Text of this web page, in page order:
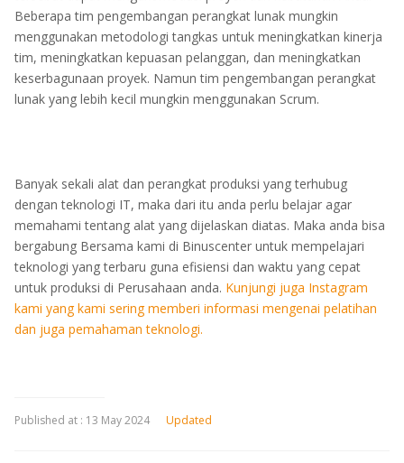
Beberapa tim pengembangan perangkat lunak mungkin
menggunakan metodologi tangkas untuk meningkatkan kinerja
tim, meningkatkan kepuasan pelanggan, dan meningkatkan
keserbagunaan proyek. Namun tim pengembangan perangkat
lunak yang lebih kecil mungkin menggunakan Scrum.
Banyak sekali alat dan perangkat produksi yang terhubug
dengan teknologi IT, maka dari itu anda perlu belajar agar
memahami tentang alat yang dijelaskan diatas. Maka anda bisa
bergabung Bersama kami di Binuscenter untuk mempelajari
teknologi yang terbaru guna efisiensi dan waktu yang cepat
untuk produksi di Perusahaan anda. Kunjungi juga Instagram
kami yang kami sering memberi informasi mengenai pelatihan
dan juga pemahaman teknologi.
Published at : 13 May 2024 Updated